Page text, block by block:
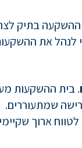
בתיק
לנהל את
. בית ההשקעות
שמתעוררים.
ארוך